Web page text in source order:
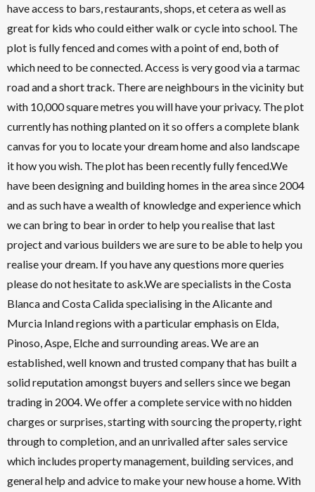
have access to bars, restaurants, shops, et cetera as well as
great for kids who could either walk or cycle into school. The
plot is fully fenced and comes with a point of end, both of
which need to be connected. Access is very good via a tarmac
road and a short track. There are neighbours in the vicinity but
with 10,000 square metres you will have your privacy. The plot
currently has nothing planted on it so offers a complete blank
canvas for you to locate your dream home and also landscape
it how you wish. The plot has been recently fully fenced.We
have been designing and building homes in the area since 2004
and as such have a wealth of knowledge and experience which
we can bring to bear in order to help you realise that last
project and various builders we are sure to be able to help you
realise your dream. If you have any questions more queries
please do not hesitate to ask.We are specialists in the Costa
Blanca and Costa Calida specialising in the Alicante and
Murcia Inland regions with a particular emphasis on Elda,
Pinoso, Aspe, Elche and surrounding areas. We are an
established, well known and trusted company that has built a
solid reputation amongst buyers and sellers since we began
trading in 2004. We offer a complete service with no hidden
charges or surprises, starting with sourcing the property, right
through to completion, and an unrivalled after sales service
which includes property management, building services, and
general help and advice to make your new house a home. With